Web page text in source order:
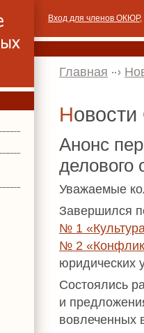
Вход для членов ОКЮР,
Главная
Анонс
делового
Уважаемые
Завершился
№ 1
№ 2
юридических
Состоялись
и
вовлеченных